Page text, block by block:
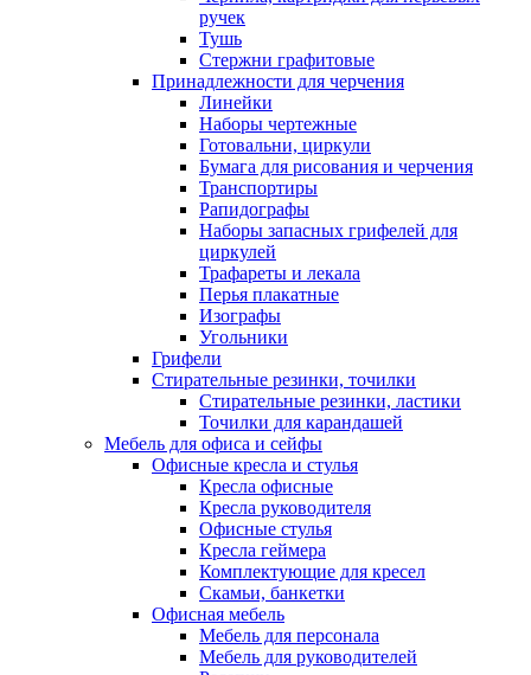
ручек
Тушь
Стержни графитовые
Принадлежности для черчения
Линейки
Наборы чертежные
Готовальни, циркули
Бумага для рисования и черчения
Транспортиры
Рапидографы
Наборы запасных грифелей для
циркулей
Трафареты и лекала
Перья плакатные
Изографы
Угольники
Грифели
Стирательные резинки, точилки
Стирательные резинки, ластики
Точилки для карандашей
Мебель для офиса и сейфы
Офисные кресла и стулья
Кресла офисные
Кресла руководителя
Офисные стулья
Кресла геймера
Комплектующие для кресел
Скамьи, банкетки
Офисная мебель
Мебель для персонала
Мебель для руководителей